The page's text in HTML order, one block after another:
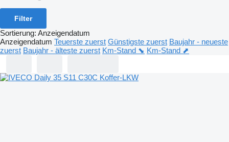
Filter
Sortierung: Anzeigendatum
Anzeigendatum Teuerste zuerst Günstigste zuerst Baujahr - neueste
zuerst Baujahr - älteste zuerst Km-Stand ⬊ Km-Stand ⬈